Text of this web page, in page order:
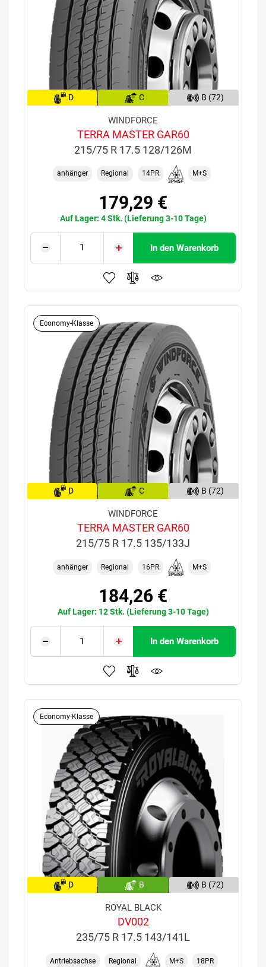
D C B (72)
WINDFORCE
TERRA MASTER GAR60
215/75 R 17.5 128/126M
anhänger Regional 14PR M+S
179,29 €
Auf Lager: 4 Stk. (Lieferung 3-10 Tage)
In den Warenkorb
Economy-Klasse
D C B (72)
WINDFORCE
TERRA MASTER GAR60
215/75 R 17.5 135/133J
anhänger Regional 16PR M+S
184,26 €
Auf Lager: 12 Stk. (Lieferung 3-10 Tage)
In den Warenkorb
Economy-Klasse
D B B (72)
ROYAL BLACK
DV002
235/75 R 17.5 143/141L
Antriebsachse Regional M+S 18PR